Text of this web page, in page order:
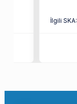
İlgili SKA: